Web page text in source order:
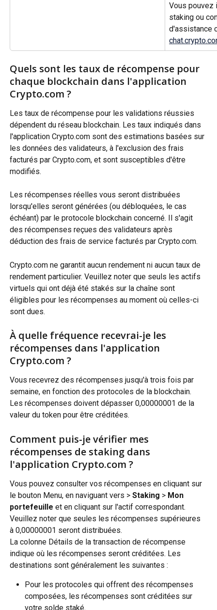
Vous pouvez
staking ou
d'assistance
Quels sont les taux de récompense pour
chaque blockchain dans l'application
Crypto.com ?
Les taux de récompense pour les validations réussies
dépendent du réseau blockchain. Les taux indiqués dans
l'application Crypto.com sont des estimations basées sur
les données des validateurs, à l'exclusion des frais
facturés par Crypto.com, et sont susceptibles d'être
modifiés.
Les récompenses réelles vous seront distribuées
lorsqu'elles seront générées (ou débloquées, le cas
échéant) par le protocole blockchain concerné. Il s'agit
des récompenses reçues des validateurs après
déduction des frais de service facturés par Crypto.com.
Crypto.com ne garantit aucun rendement ni aucun taux de
rendement particulier. Veuillez noter que seuls les actifs
virtuels qui ont déjà été stakés sur la chaîne sont
éligibles pour les récompenses au moment où celles-ci
sont dues.
À quelle fréquence recevrai-je les
récompenses dans l'application
Crypto.com ?
Vous recevrez des récompenses jusqu'à trois fois par
semaine, en fonction des protocoles de la blockchain.
Les récompenses doivent dépasser 0,00000001 de la
valeur du token pour être créditées.
Comment puis-je vérifier mes
récompenses de staking dans
l'application Crypto.com ?
Vous pouvez consulter vos récompenses en cliquant sur
le bouton Menu, en naviguant vers > Staking > Mon
portefeuille et en cliquant sur l'actif correspondant.
Veuillez noter que seules les récompenses supérieures
à 0,00000001 seront distribuées.
La colonne Détails de la transaction de récompense
indique où les récompenses seront créditées. Les
destinations sont généralement les suivantes :
Pour les protocoles qui offrent des récompenses
composées, les récompenses sont créditées sur
votre solde staké.